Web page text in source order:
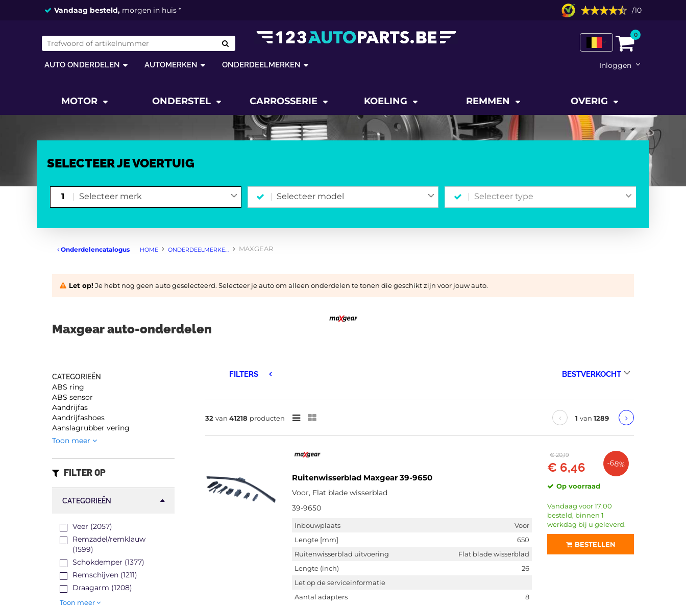
Vandaag besteld, morgen in huis * /10
0
Inloggen
AUTO ONDERDELEN AUTOMERKEN ONDERDEELMERKEN
MOTOR ONDERSTEL CARROSSERIE KOELING REMMEN OVERIG
SELECTEER JE VOERTUIG
1 Selecteer merk Selecteer model Selecteer type
Onderdelencatalogus HOME ONDERDEELMERKEN MAXGEAR
Let op! Je hebt nog geen auto geselecteerd. Selecteer je auto om alleen onderdelen te tonen die geschikt zijn voor jouw auto.
Maxgear auto-onderdelen
CATEGORIEËN
ABS ring
ABS sensor
Aandrijfas
Aandrijfashoes
Aanslagrubber vering
Toon meer
FILTER OP
CATEGORIEËN
Veer (2057)
Remzadel/remklauw
(1599)
Schokdemper (1377)
Remschijven (1211)
Draagarm (1208)
Toon meer
FILTERS
32 van 41218 producten 1 van 1289
Ruitenwisserblad Maxgear 39-9650
Voor, Flat blade wisserblad
39-9650
Inbouwplaats
Voor
Lengte [mm]
650
Ruitenwisserblad uitvoering
Flat blade wisserblad
Lengte (inch)
26
Let op de serviceinformatie
Aantal adapters
8
€ 20,19
€ 6,46 -68%
Op voorraad
Vandaag voor 17:00
besteld, binnen 1
werkdag bij u geleverd.
BESTELLEN